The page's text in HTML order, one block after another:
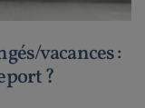
vacances :
?